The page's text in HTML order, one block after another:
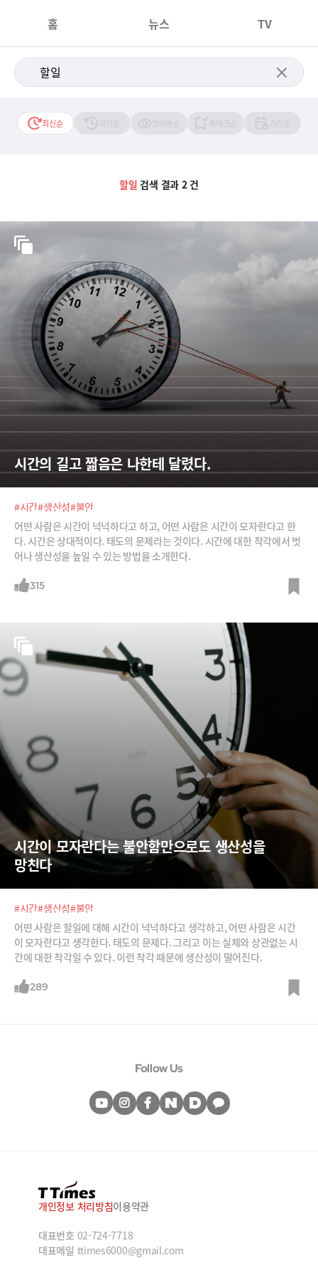
홈 뉴스 TV
최신순
할일 검색 결과 2 건
시간의 길고 짧음은 나한테 달렸다.
#시간#생산성#불안
어떤 사람은 시간이 넉넉하다고 하고, 어떤 사람은 시간이 모자란다고 한
다. 시간은 상대적이다. 태도의 문제라는 것이다. 시간에 대한 착각에서 벗
어나 생산성을 높일 수 있는 방법을 소개한다.
315
시간이 모자란다는 불안함만으로도 생산성을
망친다
#시간#생산성#불안
어떤 사람은 할일에 대해 시간이 넉넉하다고 생각하고, 어떤 사람은 시간
이 모자란다고 생각한다. 태도의 문제다. 그리고 이는 실체와 상관없는 시
간에 대한 착각일 수 있다. 이런 착각 때문에 생산성이 떨어진다.
289
Follow Us
개인정보 처리방침이용약관
대표번호 02-724-7718
대표메일 ttimes6000@gmail.com